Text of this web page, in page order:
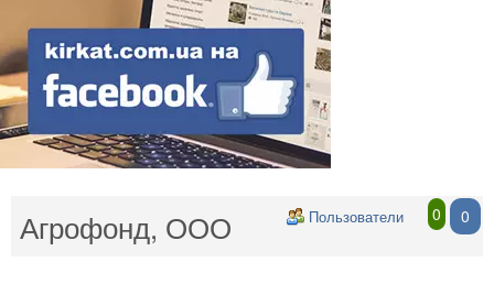
0 0
Пользователи
Агрофонд, ООО